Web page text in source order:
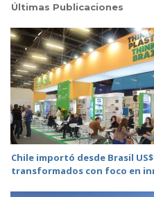
Últimas Publicaciones
Chile importó desde Brasil
transformados con foco en